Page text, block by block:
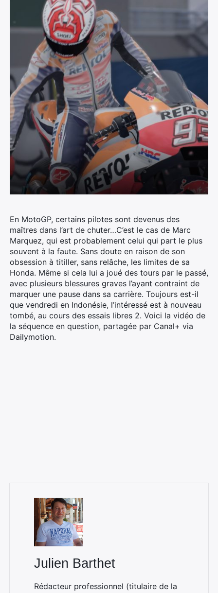
En MotoGP, certains pilotes sont devenus des
maîtres dans l’art de chuter…C’est le cas de Marc
Marquez, qui est probablement celui qui part le plus
souvent à la faute. Sans doute en raison de son
obsession à titiller, sans relâche, les limites de sa
Honda. Même si cela lui a joué des tours par le passé,
avec plusieurs blessures graves l’ayant contraint de
marquer une pause dans sa carrière. Toujours est-il
que vendredi en Indonésie, l’intéressé est à nouveau
tombé, au cours des essais libres 2. Voici la vidéo de
la séquence en question, partagée par Canal+ via
Dailymotion.
Julien Barthet
Rédacteur professionnel (titulaire de la